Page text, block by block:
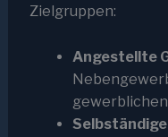
Zielgruppen:
Angestellte